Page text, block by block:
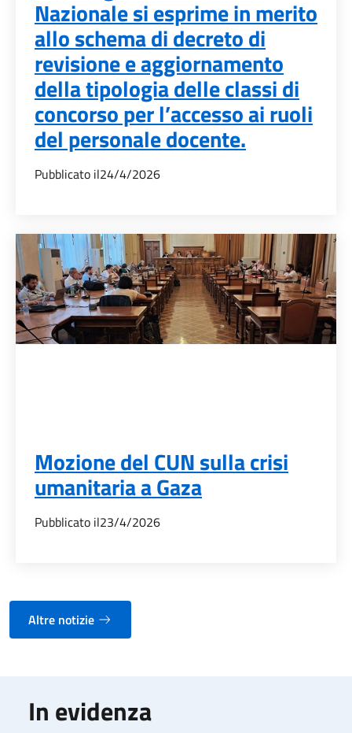
Nazionale si esprime in merito
allo schema di decreto di
revisione e aggiornamento
della tipologia delle classi di
concorso per l’accesso ai ruoli
del personale docente.
Pubblicato il24/4/2026
Mozione del CUN sulla crisi
umanitaria a Gaza
Pubblicato il23/4/2026
Altre notizie
In evidenza